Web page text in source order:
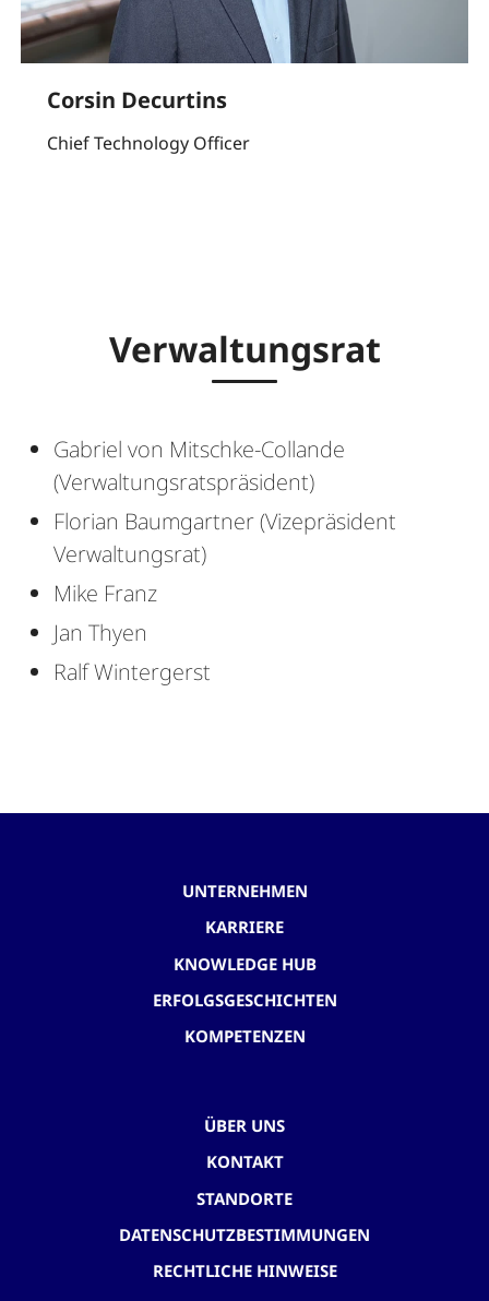
Corsin Decurtins
Chief Technology Officer
Verwaltungsrat
Gabriel von Mitschke-Collande
(Verwaltungsratspräsident)
Florian Baumgartner (Vizepräsident
Verwaltungsrat)
Mike Franz
Jan Thyen
Ralf Wintergerst
UNTERNEHMEN
KARRIERE
KNOWLEDGE HUB
ERFOLGSGESCHICHTEN
KOMPETENZEN
ÜBER UNS
KONTAKT
STANDORTE
DATENSCHUTZBESTIMMUNGEN
RECHTLICHE HINWEISE